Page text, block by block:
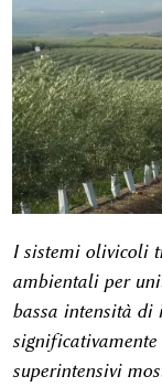
I sistemi olivicoli
ambientali per
bassa intensità di
superintensivi